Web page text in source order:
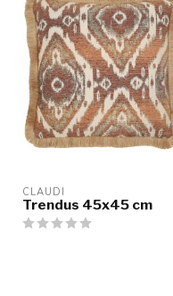
CLAUDI
Trendus 45x45 cm